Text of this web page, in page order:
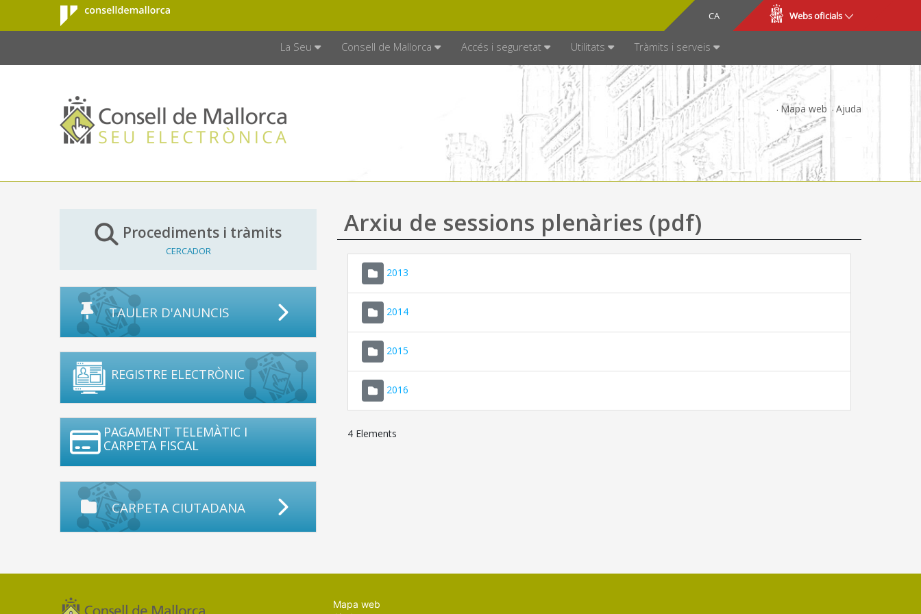
Salta al contingut principal
Consell de
Mallorca
CA
ES Webs oficials
La Seu Consell de Mallorca Accés i seguretat Utilitats Tràmits i serveis
Mapa web Ajuda
Procediments i tràmits
CERCADOR
TAULER D'ANUNCIS
REGISTRE ELECTRÒNIC
PAGAMENT TELEMÀTIC I
CARPETA FISCAL
CARPETA CIUTADANA
Arxiu de sessions plenàries (pdf)
2013
2014
2015
2016
4 Elements
Mapa web